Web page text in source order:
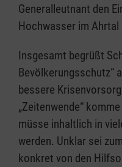
Generalleutnant den
Hochwasser im Ahrtal
Insgesamt begrüßt
Bevölkerungsschutz“
bessere
„Zeitenwende“
müsse inhaltlich in
werden. Unklar sei
konkret von den